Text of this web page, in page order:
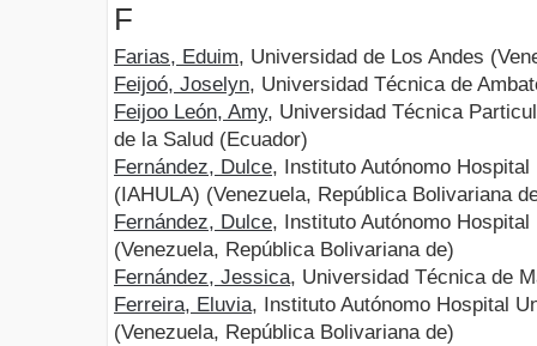
F
Farias, Eduim, Universidad de Los Andes
Feijoó, Joselyn, Universidad Técnica de
Feijoo León, Amy, Universidad Técnica
de la Salud (Ecuador)
Fernández, Dulce, Instituto Autónomo
(IAHULA) (Venezuela, República Bolivariana
Fernández, Dulce, Instituto Autónomo
(Venezuela, República Bolivariana de)
Fernández, Jessica, Universidad Técnica de
Ferreira, Eluvia, Instituto Autónomo Hospital
(Venezuela, República Bolivariana de)